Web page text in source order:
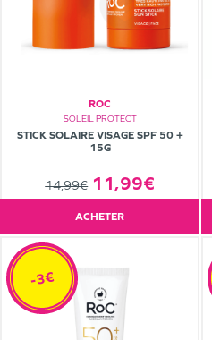
ROC
SOLEIL PROTECT
STICK SOLAIRE VISAGE SPF 50 +
15G
14,99€ 11,99€
ACHETER
-3€